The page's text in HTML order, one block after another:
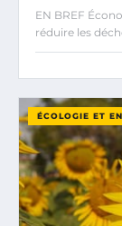
EN BREF
réduire les
ÉCOLOGIE ET